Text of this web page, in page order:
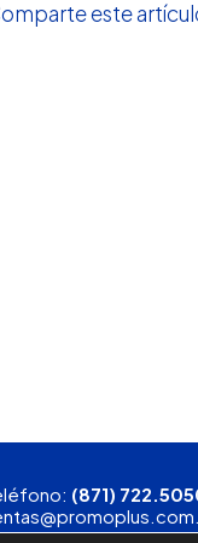
este
(871)